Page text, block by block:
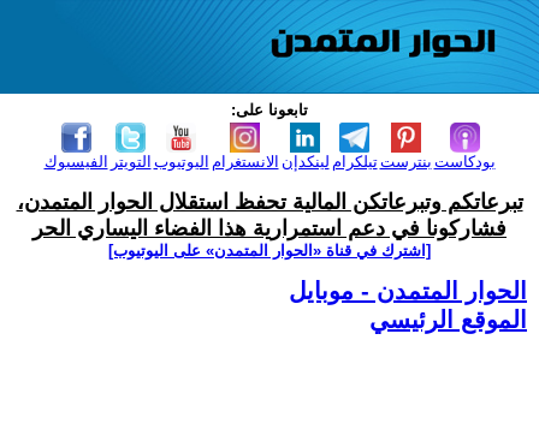
تابعونا على:
الفيسبوك التويتر اليوتيوب الانستغرام لينكدإن تيلكرامبنترست بودكاست
تبرعاتكم وتبرعاتكن المالية تحفظ استقلال الحوار المتمدن،
فشاركونا في دعم استمرارية هذا الفضاء اليساري الحر
[اشترك في قناة ‫«الحوار المتمدن» على اليوتيوب]
الحوار المتمدن - موبايل
الموقع الرئيسي